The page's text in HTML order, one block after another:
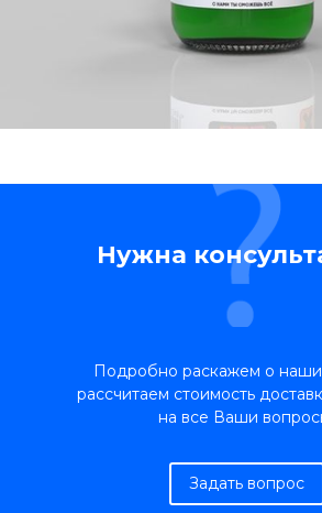
Нужна
Подробно раскажем о
рассчитаем стоимость
на все Ваши
Задать вопрос